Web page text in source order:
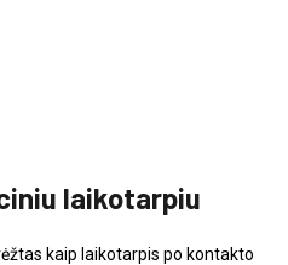
laikotarpiu
kaip laikotarpis po kontakto